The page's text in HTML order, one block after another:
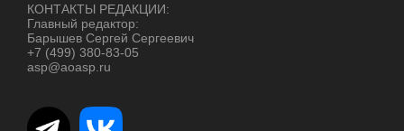
КОНТАКТЫ РЕДАКЦИИ:
Главный редактор:
Барышев Сергей Сергеевич
+7 (499) 380-83-05
asp@aoasp.ru